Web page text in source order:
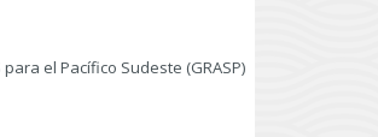
el Pacífico Sudeste (GRASP)